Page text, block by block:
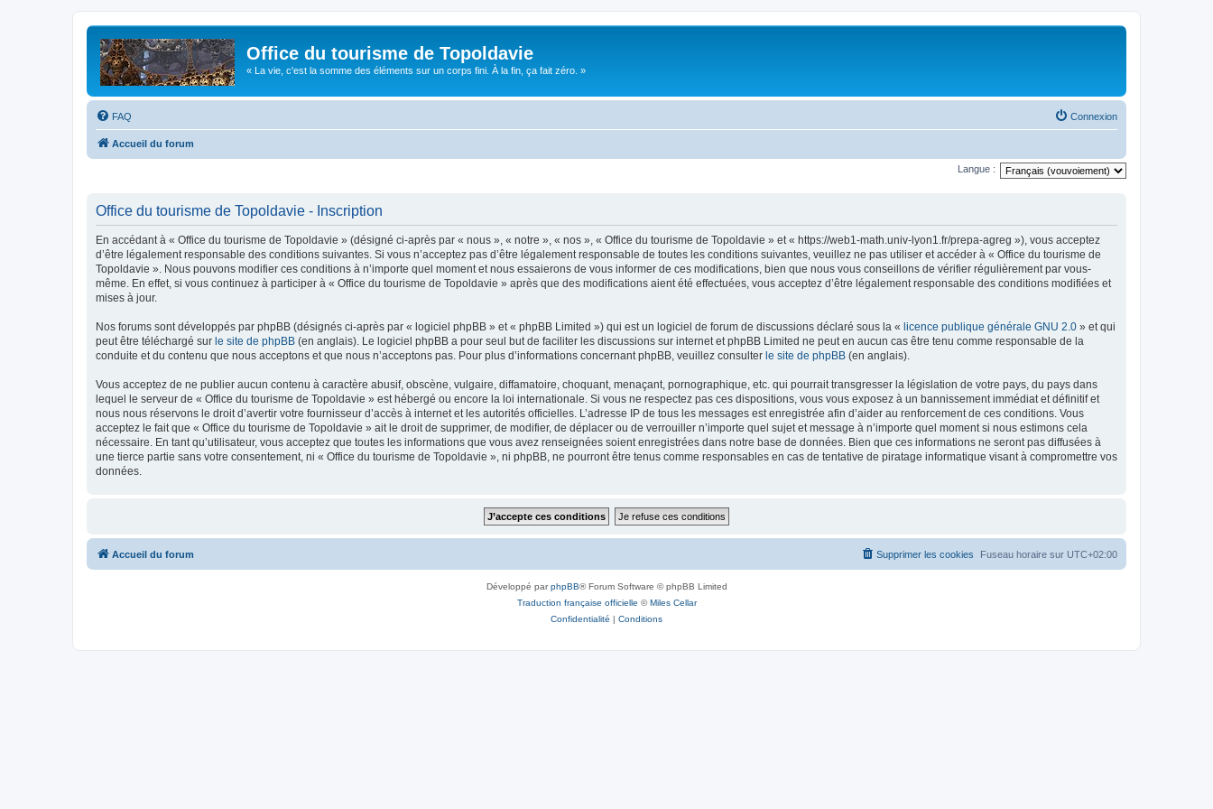
Office du tourisme de Topoldavie
« La vie, c'est la somme des éléments sur un corps fini. À la fin, ça fait zéro. »
FAQ Connexion
Accueil du forum
Langue :
Office du tourisme de Topoldavie - Inscription
En accédant à « Office du tourisme de Topoldavie » (désigné ci-après par « nous », « notre », « nos », « Office du tourisme de Topoldavie » et « https://web1-math.univ-lyon1.fr/prepa-agreg »), vous acceptez
d’être légalement responsable des conditions suivantes. Si vous n’acceptez pas d’être légalement responsable de toutes les conditions suivantes, veuillez ne pas utiliser et accéder à « Office du tourisme de
Topoldavie ». Nous pouvons modifier ces conditions à n’importe quel moment et nous essaierons de vous informer de ces modifications, bien que nous vous conseillons de vérifier régulièrement par vous-
même. En effet, si vous continuez à participer à « Office du tourisme de Topoldavie » après que des modifications aient été effectuées, vous acceptez d’être légalement responsable des conditions modifiées et
mises à jour.
Nos forums sont développés par phpBB (désignés ci-après par « logiciel phpBB » et « phpBB Limited ») qui est un logiciel de forum de discussions déclaré sous la « licence publique générale GNU 2.0 » et qui
peut être téléchargé sur le site de phpBB (en anglais). Le logiciel phpBB a pour seul but de faciliter les discussions sur internet et phpBB Limited ne peut en aucun cas être tenu comme responsable de la
conduite et du contenu que nous acceptons et que nous n’acceptons pas. Pour plus d’informations concernant phpBB, veuillez consulter le site de phpBB (en anglais).
Vous acceptez de ne publier aucun contenu à caractère abusif, obscène, vulgaire, diffamatoire, choquant, menaçant, pornographique, etc. qui pourrait transgresser la législation de votre pays, du pays dans
lequel le serveur de « Office du tourisme de Topoldavie » est hébergé ou encore la loi internationale. Si vous ne respectez pas ces dispositions, vous vous exposez à un bannissement immédiat et définitif et
nous nous réservons le droit d’avertir votre fournisseur d’accès à internet et les autorités officielles. L’adresse IP de tous les messages est enregistrée afin d’aider au renforcement de ces conditions. Vous
acceptez le fait que « Office du tourisme de Topoldavie » ait le droit de supprimer, de modifier, de déplacer ou de verrouiller n’importe quel sujet et message à n’importe quel moment si nous estimons cela
nécessaire. En tant qu’utilisateur, vous acceptez que toutes les informations que vous avez renseignées soient enregistrées dans notre base de données. Bien que ces informations ne seront pas diffusées à
une tierce partie sans votre consentement, ni « Office du tourisme de Topoldavie », ni phpBB, ne pourront être tenus comme responsables en cas de tentative de piratage informatique visant à compromettre vos
données.
Accueil du forum Fuseau horaire sur UTC+02:00
Supprimer les cookies
Développé parphpBB® Forum Software © phpBB Limited
Traduction française officielle ©Miles Cellar
Confidentialité | Conditions